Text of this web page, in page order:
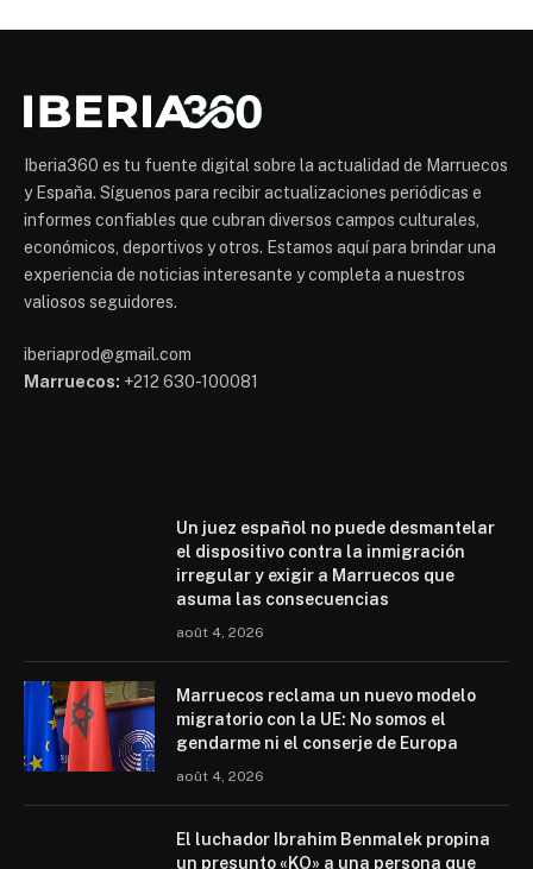
Iberia360 es tu fuente digital sobre la actualidad de Marruecos
y España. Síguenos para recibir actualizaciones periódicas e
informes confiables que cubran diversos campos culturales,
económicos, deportivos y otros. Estamos aquí para brindar una
experiencia de noticias interesante y completa a nuestros
valiosos seguidores.
iberiaprod@gmail.com
Marruecos: +212 630-100081
Un juez español no puede desmantelar
el dispositivo contra la inmigración
irregular y exigir a Marruecos que
asuma las consecuencias
août 4, 2026
Marruecos reclama un nuevo modelo
migratorio con la UE: No somos el
gendarme ni el conserje de Europa
août 4, 2026
El luchador Ibrahim Benmalek propina
un presunto «KO» a una persona que